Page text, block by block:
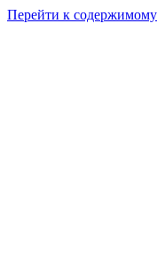
Перейти к содержимому